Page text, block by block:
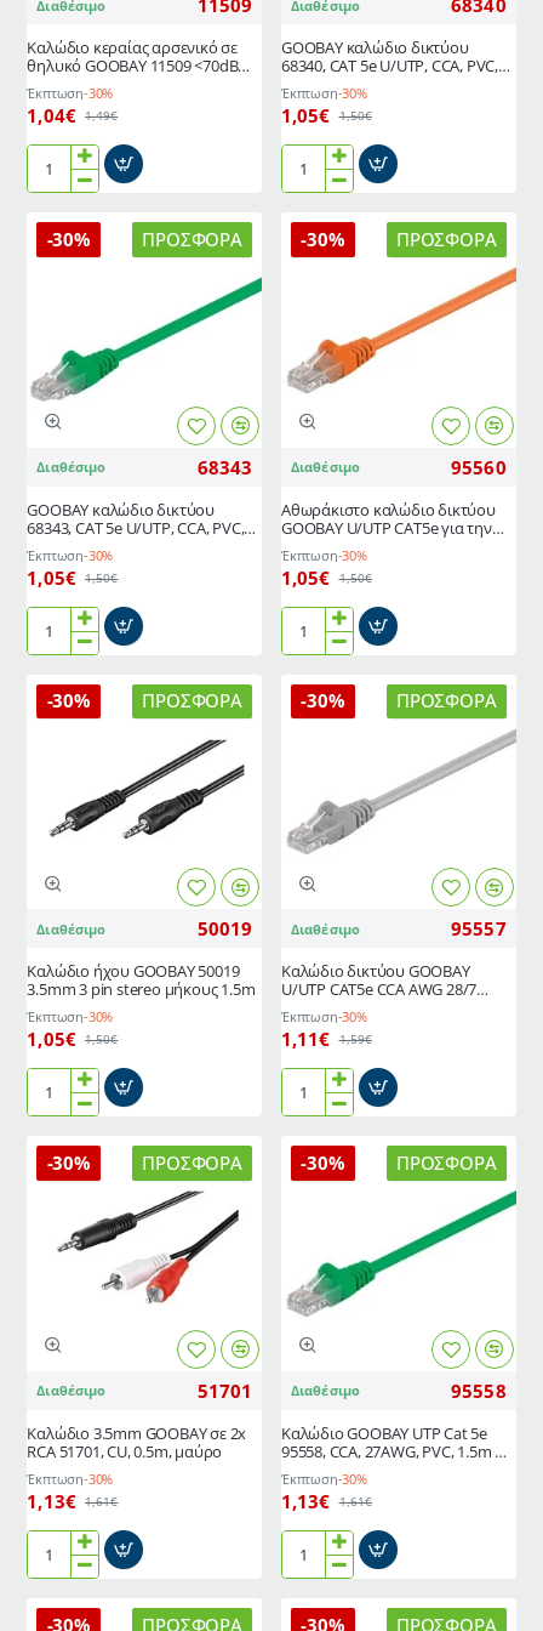
RJ45
Διαθέσιμο 11509
Καλώδιο κεραίας αρσενικό σε
θηλυκό GOOBAY 11509 <70dB
CCS 0.5m μαύρο
Έκπτωση-30%
1,04€ 1,49€
Καλώδιο
αρσενικό
σε
<70dB
CCS
0.5m
μαύρο
Διαθέσιμο 68340
GΟOBAY καλώδιο δικτύου
68340, CAT 5e U/UTP, CCA, PVC,
1m, μπλε
Έκπτωση-30%
1,05€ 1,50€
GΟOBAY
δικτύου
68340,
CCA,
PVC,
1m,
μπλε
ΠΡΟΣΦΟΡΆ
-30%
Διαθέσιμο 68343
GΟOBAY καλώδιο δικτύου
68343, CAT 5e U/UTP, CCA, PVC,
1m, πράσινο
Έκπτωση-30%
1,05€ 1,50€
GΟOBAY
δικτύου
68343,
PVC,
πράσινο
ΠΡΟΣΦΟΡΆ
-30%
Διαθέσιμο 95560
Αθωράκιστο καλώδιο δικτύου
GOOBAY U/UTP CAT5e για την
σύνδεση δικτύων με 2 x RJ45
ακροδέκτες 1.5m
Έκπτωση-30%
1,05€ 1,50€
Αθωράκιστο
δικτύου
GOOBAY
σύνδεση
δικτύων
ακροδέκτες
ΠΡΟΣΦΟΡΆ
-30%
Διαθέσιμο 50019
Καλώδιο ήχου GOOBAY 50019
3.5mm 3 pin stereo μήκους 1.5m
Έκπτωση-30%
1,05€ 1,50€
Καλώδιο
GOOBAY
50019
ΠΡΟΣΦΟΡΆ
-30%
Διαθέσιμο 95557
Καλώδιο δικτύου GOOBAY
U/UTP CAT5e CCA AWG 28/7
μήκους 1.5m γκρι
Έκπτωση-30%
1,11€ 1,59€
Καλώδιο
GOOBAY
U/UTP
28/7
μήκους
1.5m
γκρι
ΠΡΟΣΦΟΡΆ
-30%
Διαθέσιμο 51701
Καλώδιο 3.5mm GOOBAY σε 2x
RCA 51701, CU, 0.5m, μαύρο
Έκπτωση-30%
1,13€ 1,61€
Καλώδιο
GOOBAY
ΠΡΟΣΦΟΡΆ
-30%
Διαθέσιμο 95558
Καλώδιο GΟOBAY UTP Cat 5e
95558, CCA, 27AWG, PVC, 1.5m σε
πράσινο χρώμα
Έκπτωση-30%
1,13€ 1,61€
Καλώδιο
UTP
ΠΡΟΣΦΟΡΆ
-30% ΠΡΟΣΦΟΡΆ
-30%